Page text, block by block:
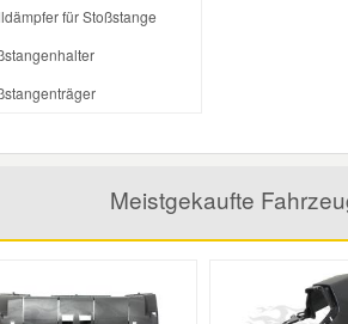
für Stoßstange
Meistgekaufte